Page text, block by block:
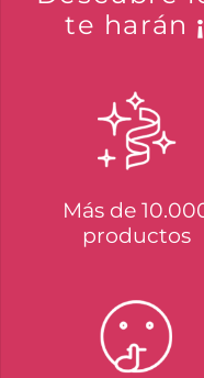
te harán
Más de
productos